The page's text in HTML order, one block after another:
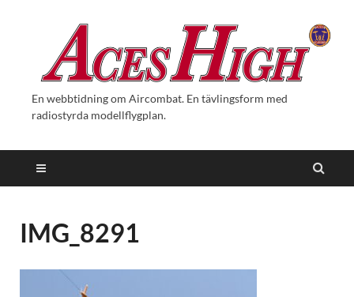
En webbtidning om Aircombat. En tävlingsform med
radiostyrda modellflygplan.
IMG_8291